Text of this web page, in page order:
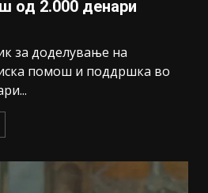
од 2.000 денари
за доделување на
помош и поддршка во